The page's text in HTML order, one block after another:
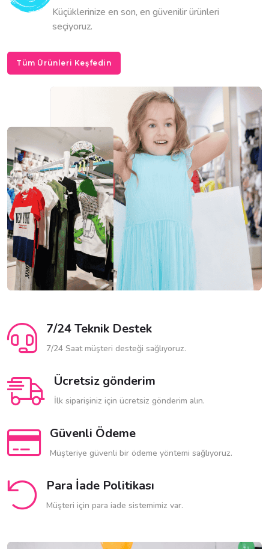
Küçüklerinize en son, en güvenilir ürünleri
seçiyoruz.
Tüm Ürünleri Keşfedin
7/24 Teknik Destek
7/24 Saat müşteri desteği sağlıyoruz.
Ücretsiz gönderim
İlk siparişiniz için ücretsiz gönderim alın.
Güvenli Ödeme
Müşteriye güvenli bir ödeme yöntemi sağlıyoruz.
Para İade Politikası
Müşteri için para iade sistemimiz var.